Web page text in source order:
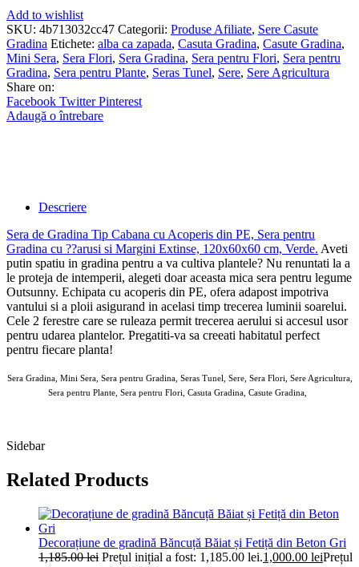
Add to wishlist
SKU: 4b713032cc47 Categorii: Produse Afiliate, Sere Casute
Gradina Etichete: alba ca zapada, Casuta Gradina, Casute Gradina,
Mini Sera, Sera Flori, Sera Gradina, Sera pentru Flori, Sera pentru
Gradina, Sera pentru Plante, Seras Tunel, Sere, Sere Agricultura
Share on:
Facebook Twitter Pinterest
Adaugă o întrebare
Descriere
Sera de Gradina Tip Cabana cu Acoperis din PE, Sera pentru
Gradina cu ??arusi si Margini Extinse, 120x60x60 cm, Verde. Aveti
putin spatiu in gradina pentru a va cultiva plantele? Nu renuntati la a
le proteja de intemperii, alegeti doar aceasta mica sera pentru legume
Outsunny. Echipata cu acoperis din PE, ofera adapost impotriva
vantului si a ploii asigurand in acelasi timp trecerea luminii soarelui.
Cele 2 ferestre care se ruleaza permit trecerea aerului si accesul usor
pentru udarea plantelor. Pregatiti-va sa creeati habitatul perfect
pentru fiecare planta!
Sera Gradina, Mini Sera, Sera pentru Gradina, Seras Tunel, Sere, Sera Flori, Sere Agricultura,
Sera pentru Plante, Sera pentru Flori, Casuta Gradina, Casute Gradina,
Sidebar
Related Products
Decorațiune de gradină Băncuță Băiat și Fetiță din Beton Gri
1,185.00lei Prețul inițial a fost: 1,185.00 lei.1,000.00 leiPrețul